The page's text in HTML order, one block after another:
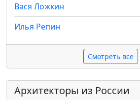
Вася Ложкин
Илья Репин
Смотреть все
Архитекторы из России